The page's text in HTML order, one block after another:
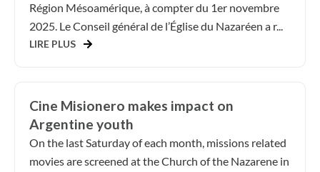
Région Mésoamérique, à compter du 1er novembre
2025. Le Conseil général de l’Église du Nazaréen a r...
LIRE PLUS
Cine Misionero makes impact on
Argentine youth
On the last Saturday of each month, missions related
movies are screened at the Church of the Nazarene in